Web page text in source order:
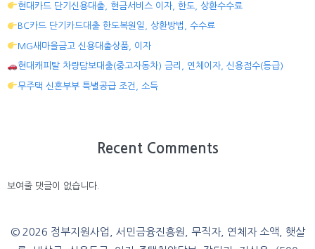
현대카드 단기신용대출, 현금서비스 이자, 한도, 상환수수료
BC카드 단기카드대출 한도복원일, 상환방법, 수수료
MG새마을금고 신용대출상품, 이자
현대캐피탈 차량담보대출(중고자동차) 금리, 연체이자, 신용점수(등급)
무주택 신혼부부 특별공급 조건, 소득
Recent Comments
보여줄 댓글이 없습니다.
© 2026 정부지원사업, 서민금융진흥원, 무직자, 연체자 소액, 햇살